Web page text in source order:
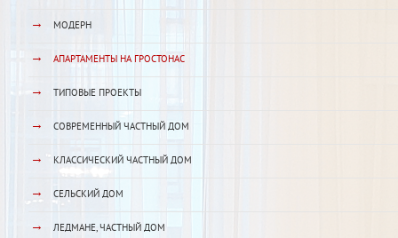
→ МОДЕРН
→ АПАРТАМЕНТЫ НА ГРОСТОНАС
→ ТИПОВЫЕ ПРОЕКТЫ
→ СОВРЕМЕННЫЙ ЧАСТНЫЙ ДОМ
→ КЛАССИЧЕСКИЙ ЧАСТНЫЙ ДОМ
→ СЕЛЬСКИЙ ДОМ
→ ЛЕДМАНЕ, ЧАСТНЫЙ ДОМ